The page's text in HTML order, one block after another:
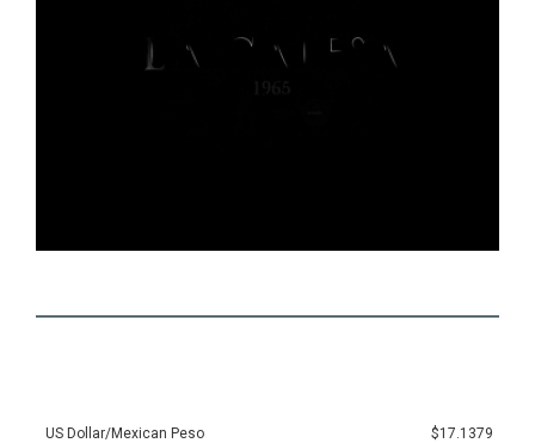
US Dollar/Mexican Peso $17.1379